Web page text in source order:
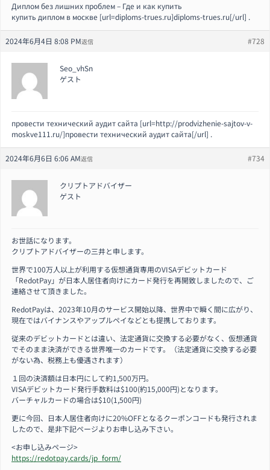
Диплом без лишних проблем – Где и как купить
купить диплом в москве [url=diploms-trues.ru]diploms-trues.ru[/url] .
2024年6月4日 8:08 PM #728
返信
Seo_vhSn
ゲスト
провести технический аудит сайта [url=http://prodvizhenie-sajtov-v-
moskve111.ru/]провести технический аудит сайта[/url] .
2024年6月6日 6:06 AM #734
返信
クリプトアドバイザー
ゲスト
お世話になります。
クリプトアドバイザーの三井と申します。
世界で100万人以上が利用する仮想通貨専用のVISAデビットカード
「RedotPay」が日本人居住者向けにカード発行を再開致しましたので、ご
連絡させて頂きました。
RedotPayは、2023年10月のサービス開始以降、世界中で瞬く間に広がり、
現在ではバイナンスやアップルペイなどとも提携しております。
従来のデビットカードとは違い、法定通貨に交換する必要がなく、仮想通貨
でそのまま決済ができる世界唯一のカードです。（法定通貨に交換する必要
がない為、税務上も優遇されます）
１回の決済額は日本円にして約1,500万円。
VISAデビットカード発行手数料は$100(約15,000円)となります。
バーチャルカードの場合は$10(1,500円)
更に今回、日本人居住者向けに20%OFFとなるクーポンコードも発行されま
したので、是非下記ページよりお申し込み下さい。
<お申し込みページ>
https://redotpay.cards/jp_form/